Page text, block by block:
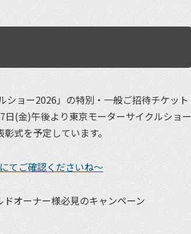
ョー2026」の特別・一般ご招待チケット
日(金)午後より東京モーターサイクルショー
式を予定しています。
てご確認くださいね〜
オーナー様必見のキャンペーン